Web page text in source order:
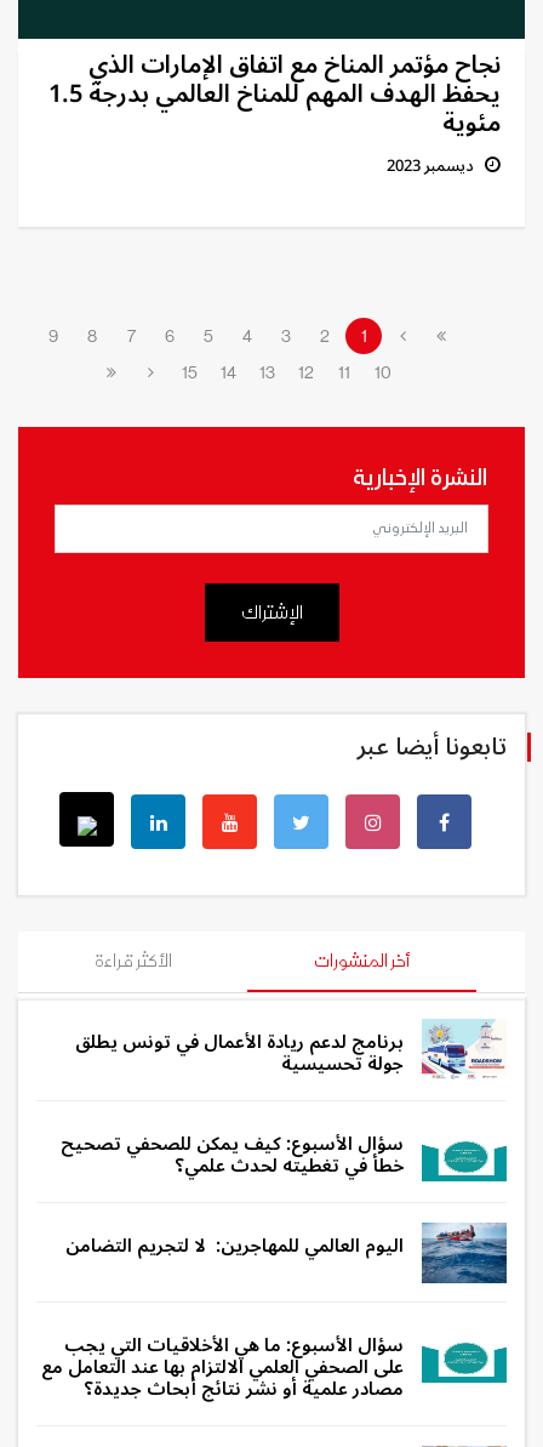
نجاح مؤتمر المناخ مع اتفاق الإمارات الذي
يحفظ الهدف المهم للمناخ العالمي بدرجة 1.5
مئوية
ديسمبر 2023
1
2
3
4
5
6
7
8
9
10
11
12
13
14
15
النشرة الإخبارية
الإشتراك
تابعونا أيضا عبر
أخر المنشورات الأكثر قراءة
برنامج لدعم ريادة الأعمال في تونس يطلق
جولة تحسيسية
سؤال الأسبوع: كيف يمكن للصحفي تصحيح
خطأ في تغطيته لحدث علمي؟
اليوم العالمي للمهاجرين: لا لتجريم التضامن
سؤال الأسبوع: ما هي الأخلاقيات التي يجب
على الصحفي العلمي الالتزام بها عند التعامل مع
مصادر علمية أو نشر نتائج أبحاث جديدة؟